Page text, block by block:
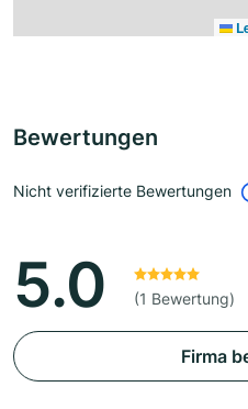
Bewertungen
Nicht verifizierte Bewertungen
5.0 (1 Bewertung)
Firma